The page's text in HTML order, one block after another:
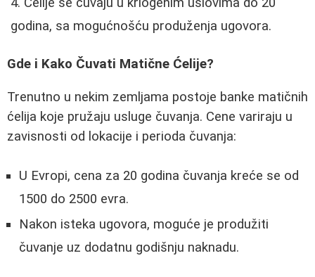
godina, sa mogućnošću produženja ugovora.
Gde i Kako Čuvati Matične Ćelije?
Trenutno u nekim zemljama postoje banke matičnih
ćelija koje pružaju usluge čuvanja. Cene variraju u
zavisnosti od lokacije i perioda čuvanja:
U Evropi, cena za 20 godina čuvanja kreće se od
1500 do 2500 evra.
Nakon isteka ugovora, moguće je produžiti
čuvanje uz dodatnu godišnju naknadu.